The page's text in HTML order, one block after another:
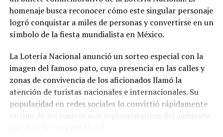
homenaje busca reconocer cómo este singular personaje
logró conquistar a miles de personas y convertirse en un
símbolo de la fiesta mundialista en México.
La Lotería Nacional anunció un sorteo especial con la
imagen del famoso pato, cuya presencia en las calles y
zonas de convivencia de los aficionados llamó la
atención de turistas nacionales e internacionales. Su
popularidad en redes sociales lo convirtió rápidamente
en uno de los rostros más representativos del ambiente